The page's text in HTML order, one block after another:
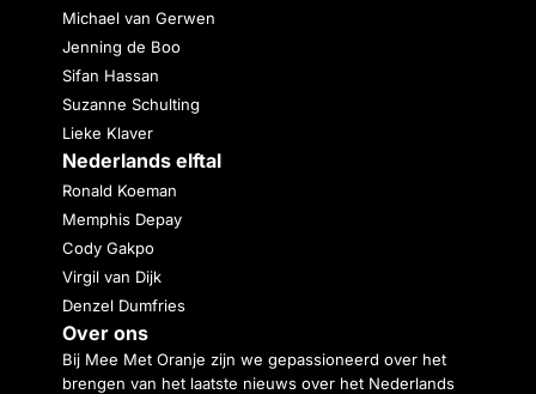
Michael van Gerwen
Jenning de Boo
Sifan Hassan
Suzanne Schulting
Lieke Klaver
Nederlands elftal
Ronald Koeman
Memphis Depay
Cody Gakpo
Virgil van Dijk
Denzel Dumfries
Over ons
Bij Mee Met Oranje zijn we gepassioneerd over het
brengen van het laatste nieuws over het Nederlands